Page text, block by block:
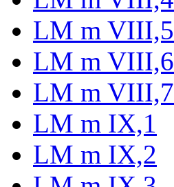
LM m VIII,5
LM m VIII,6
LM m VIII,7
LM m IX,1
LM m IX,2